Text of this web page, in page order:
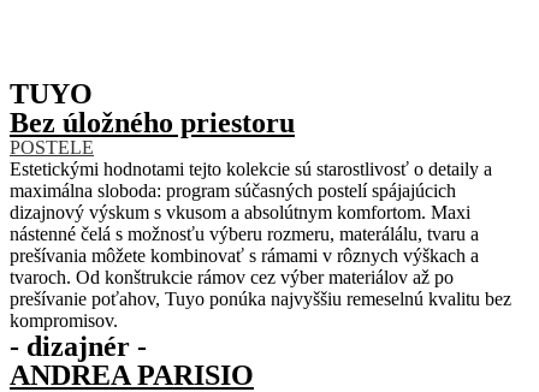
TUYO
Bez úložného priestoru
POSTELE
Estetickými hodnotami tejto kolekcie sú starostlivosť o detaily a
maximálna sloboda: program súčasných postelí spájajúcich
dizajnový výskum s vkusom a absolútnym komfortom. Maxi
nástenné čelá s možnosťu výberu rozmeru, materálálu, tvaru a
prešívania môžete kombinovať s rámami v rôznych výškach a
tvaroch. Od konštrukcie rámov cez výber materiálov až po
prešívanie poťahov, Tuyo ponúka najvyššiu remeselnú kvalitu bez
kompromisov.
- dizajnér -
ANDREA PARISIO